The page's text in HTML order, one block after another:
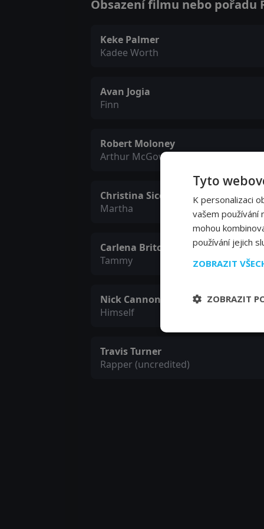
Obsazení filmu nebo pořadu
Keke Palmer
Kadee Worth
Avan Jogia
Finn
Robert Moloney
Arthur McGowens
Christina Sicoli
Martha
Carlena Britch
Tammy
Nick Cannon
Himself
Travis Turner
Rapper (uncredited)
Tyto
K personalizaci
vašem používání
mohou
používání jejich
ZOBRAZIT
ZOBRAZIT